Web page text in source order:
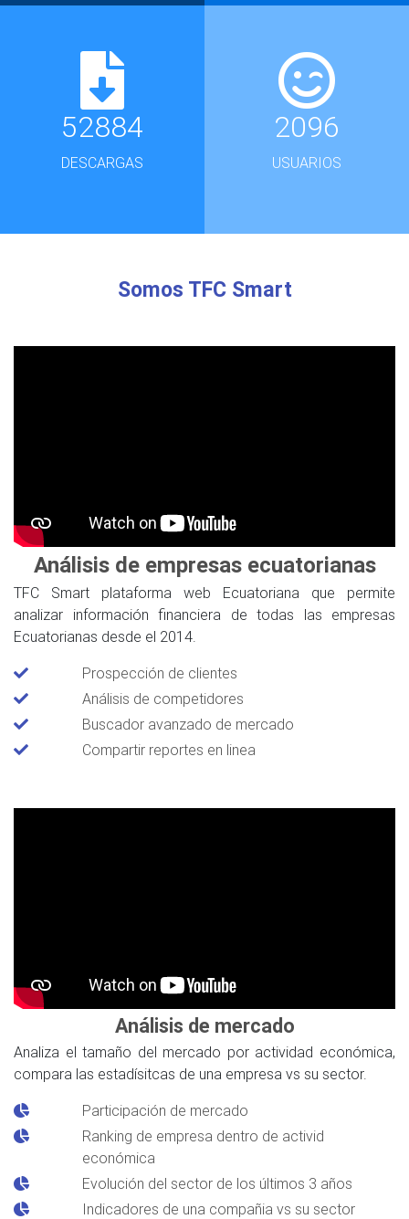
52884
DESCARGAS
2096
USUARIOS
Somos TFC Smart
Análisis de empresas ecuatorianas
TFC Smart plataforma web Ecuatoriana que permite
analizar información financiera de todas las empresas
Ecuatorianas desde el 2014.
Prospección de clientes
Análisis de competidores
Buscador avanzado de mercado
Compartir reportes en linea
Análisis de mercado
Analiza el tamaño del mercado por actividad económica,
compara las estadísitcas de una empresa vs su sector.
Participación de mercado
Ranking de empresa dentro de activid
económica
Evolución del sector de los últimos 3 años
Indicadores de una compañia vs su sector